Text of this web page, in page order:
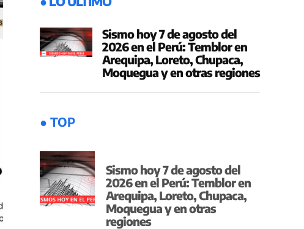
Sismo hoy 7 de agosto del
2026 en el Perú: Temblor en
Arequipa, Loreto, Chupaca,
Moquegua y en otras regiones
● TOP
Sismo hoy 7 de agosto del
2026 en el Perú: Temblor en
Arequipa, Loreto, Chupaca,
Moquegua y en otras
regiones